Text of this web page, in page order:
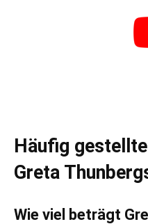
Häufig
Greta
Wie viel beträgt